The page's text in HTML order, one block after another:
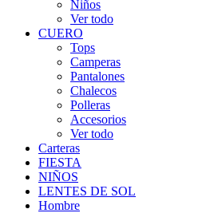
Niños
Ver todo
CUERO
Tops
Camperas
Pantalones
Chalecos
Polleras
Accesorios
Ver todo
Carteras
FIESTA
NIÑOS
LENTES DE SOL
Hombre